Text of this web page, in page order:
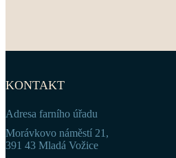
KONTAKT
Adresa farního úřadu
Morávkovo náměstí 21,
391 43 Mladá Vožice